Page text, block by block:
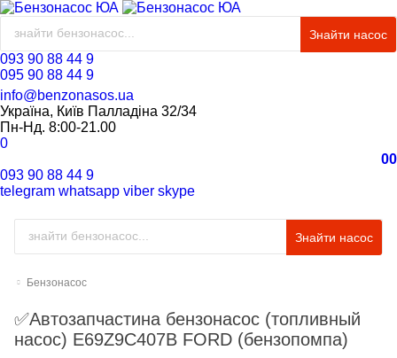
Знайти насос
093 90 88 44 9
095 90 88 44 9
info@benzonasos.ua
Україна, Київ Палладіна 32/34
Пн-Нд. 8:00-21.00
0
00
093 90 88 44 9
telegram whatsapp viber skype
Знайти насос
Бензонасос
✅Автозапчастина бензонасос (топливный
насос) E69Z9C407B FORD (бензопомпа)